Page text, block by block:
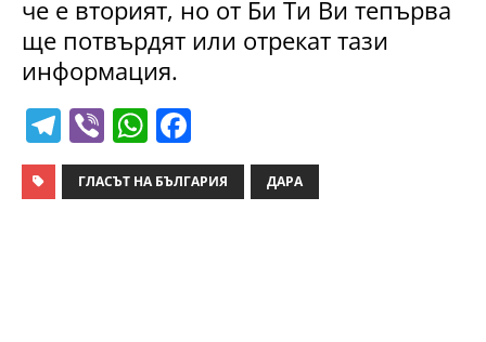
че е вторият, но от Би Ти Ви тепърва
ще потвърдят или отрекат тази
информация.
T
el
e
Vi
b
er
W
h
at
a
c
ГЛАСЪТ НА БЪЛГАРИЯ ДАРА